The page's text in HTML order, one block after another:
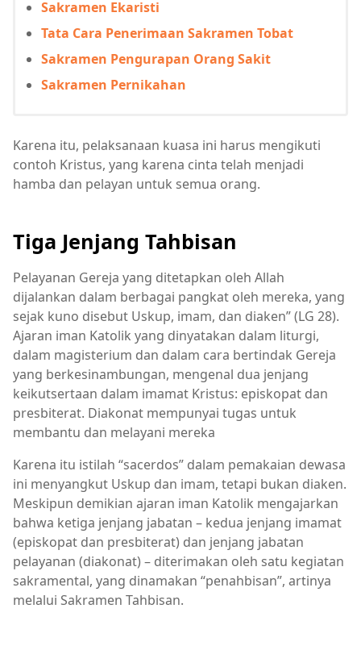
Sakramen Ekaristi
Tata Cara Penerimaan Sakramen Tobat
Sakramen Pengurapan Orang Sakit
Sakramen Pernikahan
Karena itu, pelaksanaan kuasa ini harus mengikuti
contoh Kristus, yang karena cinta telah menjadi
hamba dan pelayan untuk semua orang.
Tiga Jenjang Tahbisan
Pelayanan Gereja yang ditetapkan oleh Allah
dijalankan dalam berbagai pangkat oleh mereka, yang
sejak kuno disebut Uskup, imam, dan diaken” (LG 28).
Ajaran iman Katolik yang dinyatakan dalam liturgi,
dalam magisterium dan dalam cara bertindak Gereja
yang berkesinambungan, mengenal dua jenjang
keikutsertaan dalam imamat Kristus: episkopat dan
presbiterat. Diakonat mempunyai tugas untuk
membantu dan melayani mereka
Karena itu istilah “sacerdos” dalam pemakaian dewasa
ini menyangkut Uskup dan imam, tetapi bukan diaken.
Meskipun demikian ajaran iman Katolik mengajarkan
bahwa ketiga jenjang jabatan – kedua jenjang imamat
(episkopat dan presbiterat) dan jenjang jabatan
pelayanan (diakonat) – diterimakan oleh satu kegiatan
sakramental, yang dinamakan “penahbisan”, artinya
melalui Sakramen Tahbisan.